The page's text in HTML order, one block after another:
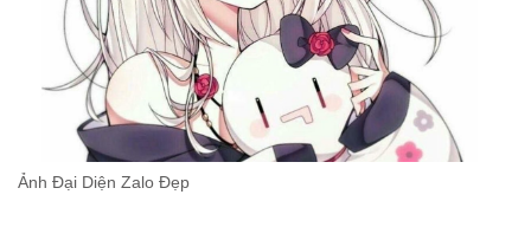
Ảnh Đại Diện Zalo Đẹp